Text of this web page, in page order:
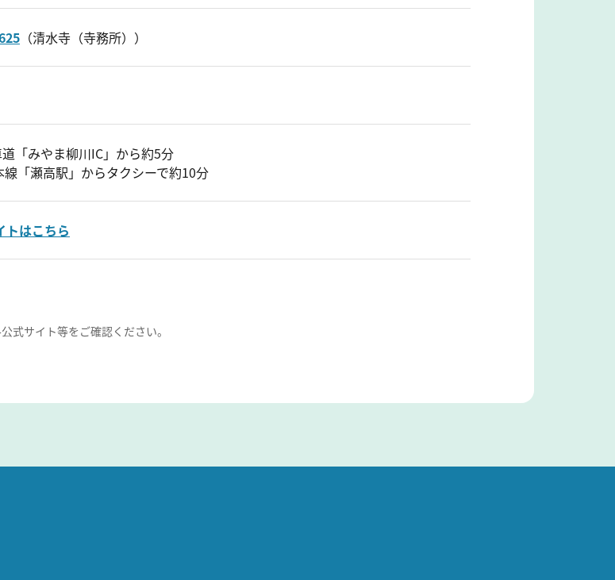
（清水寺（寺務所））
「みやま柳川IC」から約5分
線「瀬高駅」からタクシーで約10分
トはこちら
式サイト等をご確認ください。